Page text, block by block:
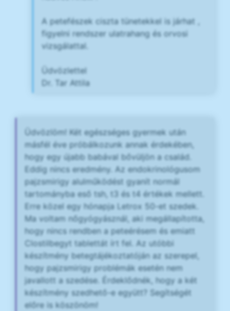
A petefészek ciszta tünetekkel is járhat ,
figyelni rendszer ulatrahang és orvosi
vizsgálattal.
Üdvözlettel
Dr. Tar Attila
Üdvözlöm! Két egészséges gyermek után
másfél éve próbálkozunk annak érdekében,
hogy egy újabb babával bővüljön a család.
Eddig nincs eredmény. Az endokrinológusom
pajzsmirigy alulműködést gyanít normál
tartományba eső tsh, t3 és t4 értékek mellett.
Erre közel egy hónapja Letrox 50-et szedek.
Ma voltam nőgyógyásznál, aki megállapította,
hogy nincs rendben a peteérésem és emiatt
Clostilbegyt tablettát írt fel. Az utóbbi
készítmény betegtájékoztatóján az szerepel,
hogy pajzsmirigy problémák esetén nem
javallott a szedése. Érdeklődnék, hogy a két
készítmény szedhető-e együtt? Segítségét
előre is köszönöm!